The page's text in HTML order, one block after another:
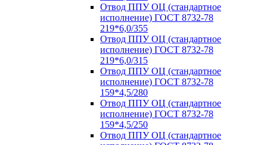
Отвод ППУ ОЦ (стандартное
исполнение) ГОСТ 8732-78
219*6,0/355
Отвод ППУ ОЦ (стандартное
исполнение) ГОСТ 8732-78
219*6,0/315
Отвод ППУ ОЦ (стандартное
исполнение) ГОСТ 8732-78
159*4,5/280
Отвод ППУ ОЦ (стандартное
исполнение) ГОСТ 8732-78
159*4,5/250
Отвод ППУ ОЦ (стандартное